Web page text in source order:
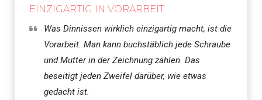
EINZIGARTIG IN VORARBEIT
Was Dinnissen wirklich einzigartig macht, ist die
Vorarbeit. Man kann buchstäblich jede Schraube
und Mutter in der Zeichnung zählen. Das
beseitigt jeden Zweifel darüber, wie etwas
gedacht ist.